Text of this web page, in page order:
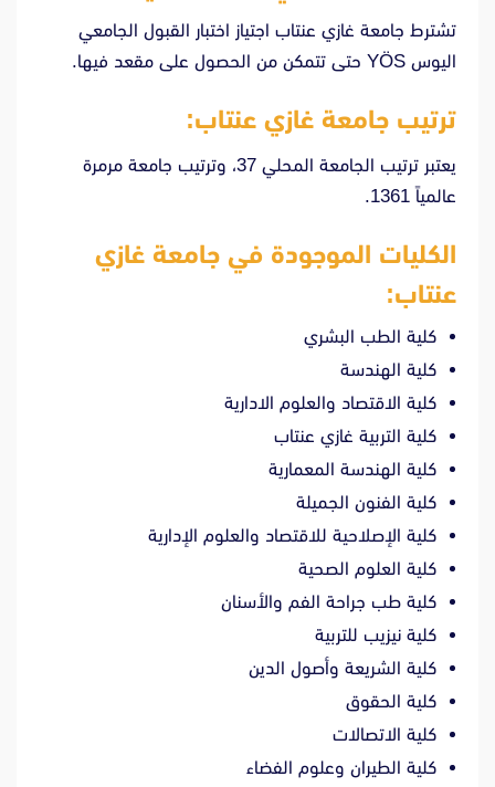
تشترط جامعة غازي عنتاب اجتياز اختبار القبول الجامعي
اليوس YÖS حتى تتمكن من الحصول على مقعد فيها.
ترتيب جامعة غازي عنتاب:
يعتبر ترتيب الجامعة المحلي 37، وترتيب جامعة مرمرة
عالمياً 1361.
الكليات الموجودة في جامعة غازي
عنتاب:
كلية الطب البشري
كلية الهندسة
كلية الاقتصاد والعلوم الادارية
كلية التربية غازي عنتاب
كلية الهندسة المعمارية
كلية الفنون الجميلة
كلية الإصلاحية للاقتصاد والعلوم الإدارية
كلية العلوم الصحية
كلية طب جراحة الفم والأسنان
كلية نيزيب للتربية
كلية الشريعة وأصول الدين
كلية الحقوق
كلية الاتصالات
كلية الطيران وعلوم الفضاء